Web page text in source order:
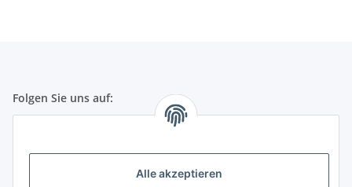
Alle akzeptieren
Folgen Sie uns auf:
Gesetzliche Informationen